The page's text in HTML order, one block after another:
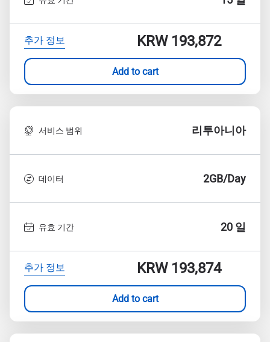
추가 정보 KRW 193,872
Add to cart
서비스 범위 리투아니아
데이터 2GB/Day
유효 기간 20 일
추가 정보 KRW 193,874
Add to cart